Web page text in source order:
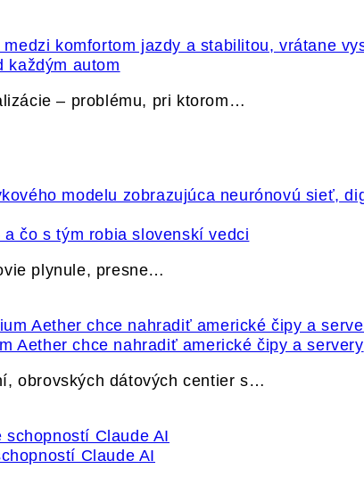
každým autom
– problému, pri ktorom…
čo s tým robia slovenskí vedci
plynule, presne…
Aether chce nahradiť americké čipy a servery
obrovských dátových centier s…
Claude AI